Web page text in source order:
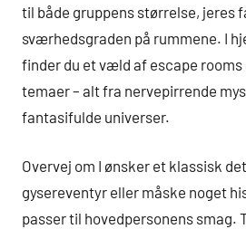
til både gruppens størrelse, jeres
sværhedsgraden på rummene. I
finder du et væld af escape
temaer – alt fra nervepirrende
fantasifulde universer.
Overvej om I ønsker et klassisk
gysereventyr eller måske noget
passer til hovedpersonens smag.